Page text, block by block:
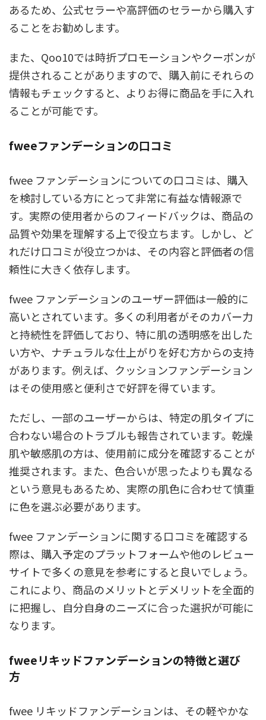
あるため、公式セラーや高評価のセラーから購入す
ることをお勧めします。
また、Qoo10では時折プロモーションやクーポンが
提供されることがありますので、購入前にそれらの
情報もチェックすると、よりお得に商品を手に入れ
ることが可能です。
fweeファンデーションの口コミ
fwee ファンデーションについての口コミは、購入
を検討している方にとって非常に有益な情報源で
す。実際の使用者からのフィードバックは、商品の
品質や効果を理解する上で役立ちます。しかし、ど
れだけ口コミが役立つかは、その内容と評価者の信
頼性に大きく依存します。
fwee ファンデーションのユーザー評価は一般的に
高いとされています。多くの利用者がそのカバー力
と持続性を評価しており、特に肌の透明感を出した
い方や、ナチュラルな仕上がりを好む方からの支持
があります。例えば、クッションファンデーション
はその使用感と便利さで好評を得ています。
ただし、一部のユーザーからは、特定の肌タイプに
合わない場合のトラブルも報告されています。乾燥
肌や敏感肌の方は、使用前に成分を確認することが
推奨されます。また、色合いが思ったよりも異なる
という意見もあるため、実際の肌色に合わせて慎重
に色を選ぶ必要があります。
fwee ファンデーションに関する口コミを確認する
際は、購入予定のプラットフォームや他のレビュー
サイトで多くの意見を参考にすると良いでしょう。
これにより、商品のメリットとデメリットを全面的
に把握し、自分自身のニーズに合った選択が可能に
なります。
fweeリキッドファンデーションの特徴と選び
方
fwee リキッドファンデーションは、その軽やかな